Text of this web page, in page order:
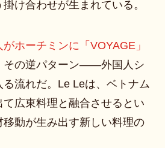
け合わせが生まれている。
ホーチミンに「VOYAGE」
その逆パターン——外国人シ
る流れだ。Le Leは、ベトナム
て広東料理と融合させるとい
移動が生み出す新しい料理の